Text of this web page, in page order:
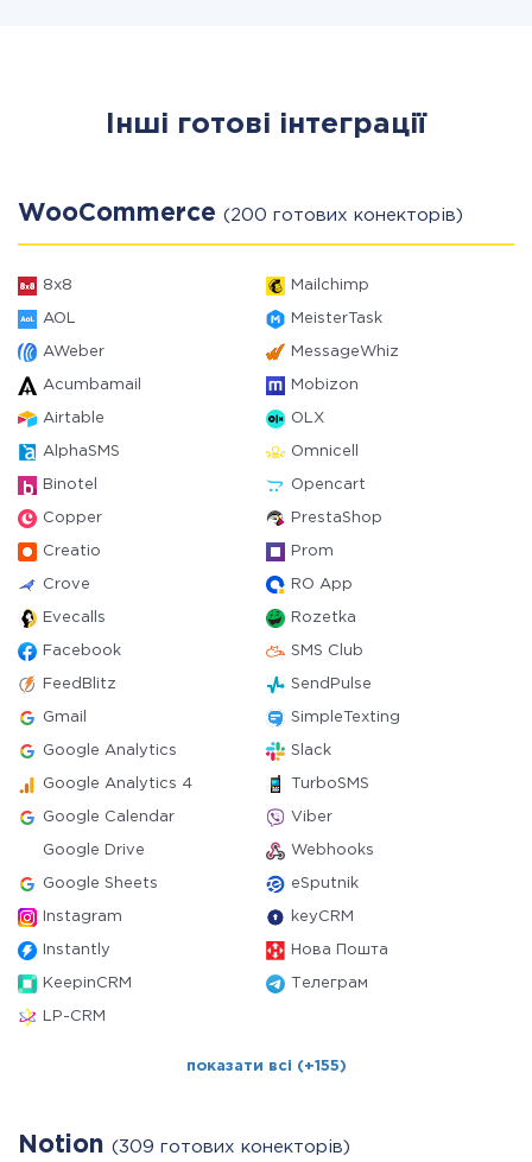
Інші готові інтеграції
WooCommerce (200 готових конекторів)
8x8 Mailchimp
AOL MeisterTask
AWeber MessageWhiz
Acumbamail Mobizon
Airtable OLX
AlphaSMS Omnicell
Binotel Opencart
Copper PrestaShop
Creatio Prom
Crove RO App
Evecalls Rozetka
Facebook SMS Club
FeedBlitz SendPulse
Gmail SimpleTexting
Google Analytics Slack
Google Analytics 4 TurboSMS
Google Calendar Viber
Google Drive Webhooks
Google Sheets eSputnik
Instagram keyCRM
Instantly Нова Пошта
KeepinCRM Телеграм
LP-CRM
показати всі (+155)
Notion (309 готових конекторів)